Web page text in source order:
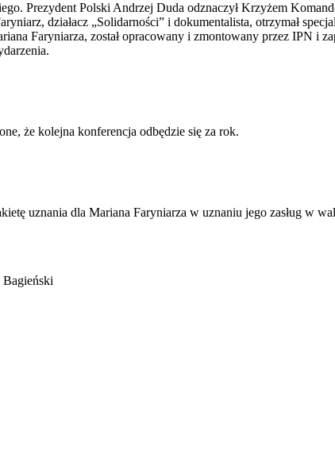
Prezydent Polski Andrzej Duda odznaczył Krzyżem
działacz „Solidarności” i dokumentalista, otrzymał
Faryniarza, został opracowany i zmontowany przez IPN i
że kolejna konferencja odbędzie się za rok.
uznania dla Mariana Faryniarza w uznaniu jego zasług w